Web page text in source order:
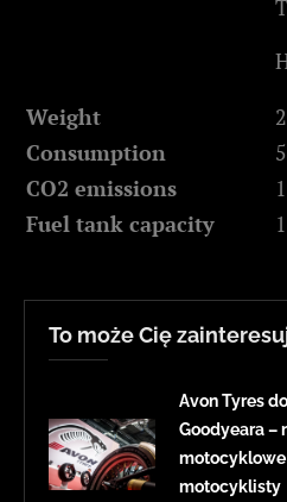
Weight
Consumption
CO2 emissions
Fuel tank capacity
To może Cię
Avon Tyres
Goodyeara –
motocyklisty